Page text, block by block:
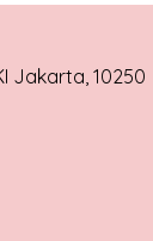
Jakarta, 10250